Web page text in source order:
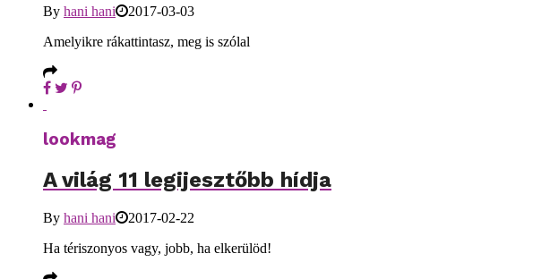
By hani hani
2017-03-03
Amelyikre rákattintasz, meg is szólal
lookmag
A világ 11 legijesztőbb hídja
By hani hani
2017-02-22
Ha tériszonyos vagy, jobb, ha elkerülöd!